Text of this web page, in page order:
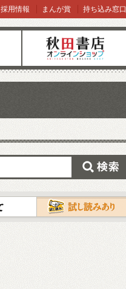
オンラインショップ
採用情報 まんが賞 持ち込み窓口